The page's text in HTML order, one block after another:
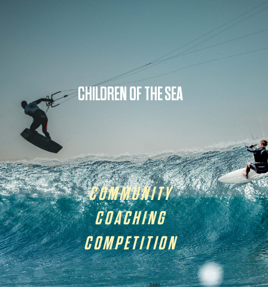
CHILDREN OF THE SEA
COMMUNITY
COACHING
COMPETITION